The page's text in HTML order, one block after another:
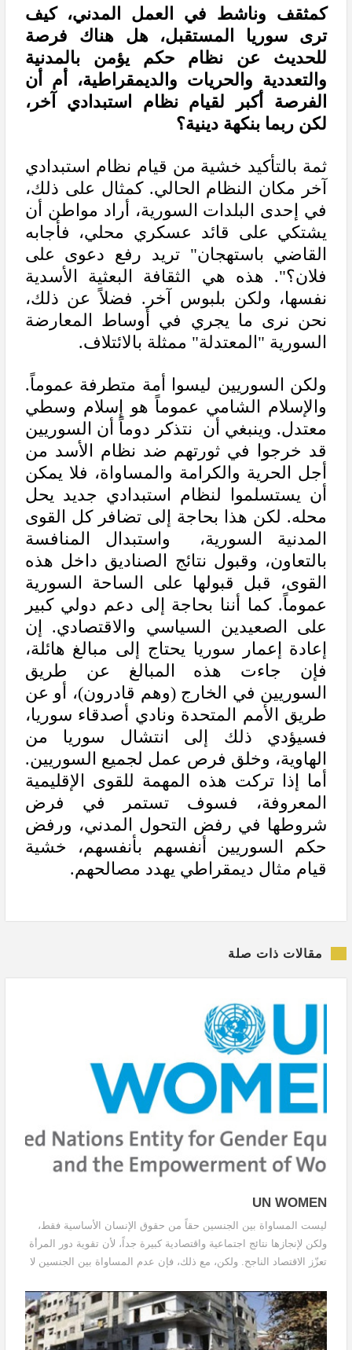
كمثقف وناشط في العمل المدني، كيف
ترى سوريا المستقبل، هل هناك فرصة
للحديث عن نظام حكم يؤمن بالمدنية
والتعددية والحريات والديمقراطية، أم أن
الفرصة أكبر لقيام نظام استبدادي آخر،
لكن ربما بنكهة دينية؟
ثمة بالتأكيد خشية من قيام نظام استبدادي
آخر مكان النظام الحالي. كمثال على ذلك،
في إحدى البلدات السورية، أراد مواطن أن
يشتكي على قائد عسكري محلي، فأجابه
القاضي باستهجان" تريد رفع دعوى على
فلان؟". هذه هي الثقافة البعثية الأسدية
نفسها، ولكن بلبوس آخر. فضلاً عن ذلك،
نحن نرى ما يجري في أوساط المعارضة
السورية "المعتدلة" ممثلة بالائتلاف.
ولكن السوريين ليسوا أمة متطرفة عموماً.
والإسلام الشامي عموماً هو إسلام وسطي
معتدل. وينبغي أن نتذكر دوماً أن السوريين
قد خرجوا في ثورتهم ضد نظام الأسد من
أجل الحرية والكرامة والمساواة، فلا يمكن
أن يستسلموا لنظام استبدادي جديد يحل
محله. لكن هذا بحاجة إلى تضافر كل القوى
المدنية السورية، واستبدال المنافسة
بالتعاون، وقبول نتائج الصناديق داخل هذه
القوى، قبل قبولها على الساحة السورية
عموماً. كما أننا بحاجة إلى دعم دولي كبير
على الصعيدين السياسي والاقتصادي. إن
إعادة إعمار سوريا يحتاج إلى مبالغ هائلة،
فإن جاءت هذه المبالغ عن طريق
السوريين في الخارج (وهم قادرون)، أو عن
طريق الأمم المتحدة ونادي أصدقاء سوريا،
فسيؤدي ذلك إلى انتشال سوريا من
الهاوية، وخلق فرص عمل لجميع السوريين.
أما إذا تركت هذه المهمة للقوى الإقليمية
المعروفة، فسوف تستمر في فرض
شروطها في رفض التحول المدني، ورفض
حكم السوريين أنفسهم بأنفسهم، خشية
قيام مثال ديمقراطي يهدد مصالحهم.
مقالات ذات صلة
UN WOMEN
ليست المساواة بين الجنسين حقاً من حقوق الإنسان الأساسية فقط،
ولكن لإنجازها نتائج اجتماعية واقتصادية كبيرة جداً، لأن تقوية دور المرأة
تعزّز الاقتصاد الناجح. ولكن، مع ذلك، فإن عدم المساواة بين الجنسين لا
المناسبة،